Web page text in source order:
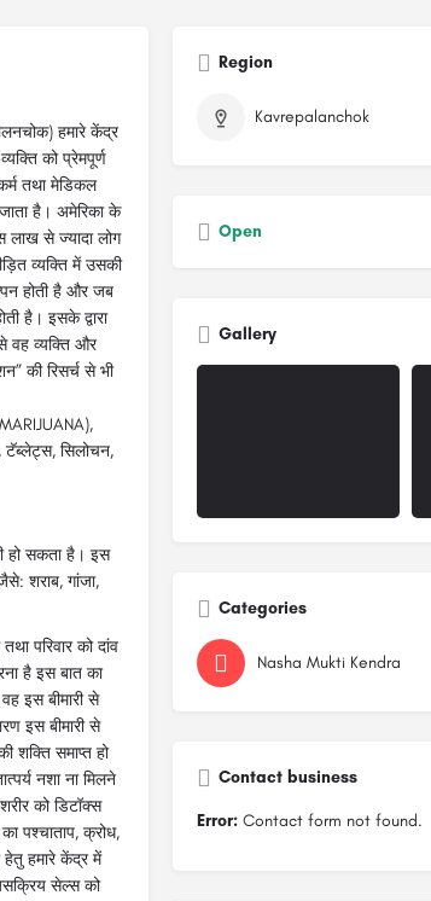
हमारे केंद्र
को प्रेमपूर्ण
तथा मेडिकल
है। अमेरिका के
लाख से ज्यादा लोग
व्यक्ति में उसकी
होती है और जब
है। इसके द्वारा
वह व्यक्ति और
की रिसर्च से भी
टॅब्लेट्स, सिलोचन,
हो सकता है। इस
शराब, गांजा,
परिवार को दांव
है इस बात का
इस बीमारी से
इस बीमारी से
शक्ति समाप्त हो
नशा ना मिलने
को डिटॉक्स
पश्चाताप, क्रोध,
हमारे केंद्र में
असक्रिय सेल्स को
Region
Kavrepalanchok
Open
Gallery
Categories
Nasha Mukti Kendra
Contact business
Error: Contact form not found.